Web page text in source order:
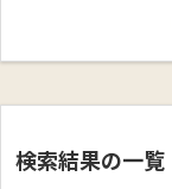
検索結果の一覧